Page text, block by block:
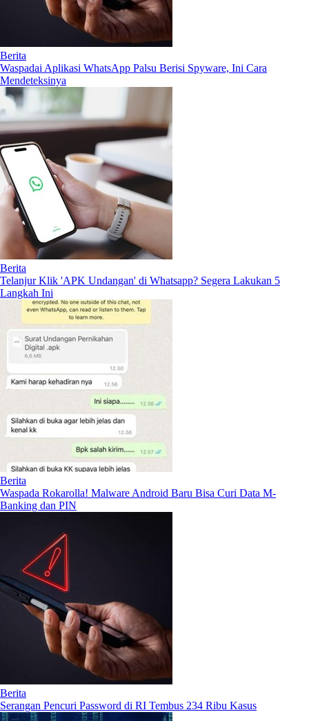
Berita
Waspadai Aplikasi WhatsApp Palsu Berisi Spyware, Ini Cara
Mendeteksinya
Berita
Telanjur Klik 'APK Undangan' di Whatsapp? Segera Lakukan 5
Langkah Ini
Berita
Waspada Rokarolla! Malware Android Baru Bisa Curi Data M-
Banking dan PIN
Berita
Serangan Pencuri Password di RI Tembus 234 Ribu Kasus